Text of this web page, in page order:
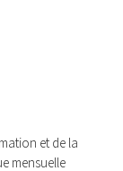
et de la
mensuelle